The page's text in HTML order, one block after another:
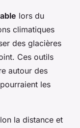
lors du
climatiques
des glacières
Ces outils
autour des
les
la distance et